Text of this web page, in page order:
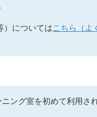
）についてはこちら（よ
ング室を初めて利用さ